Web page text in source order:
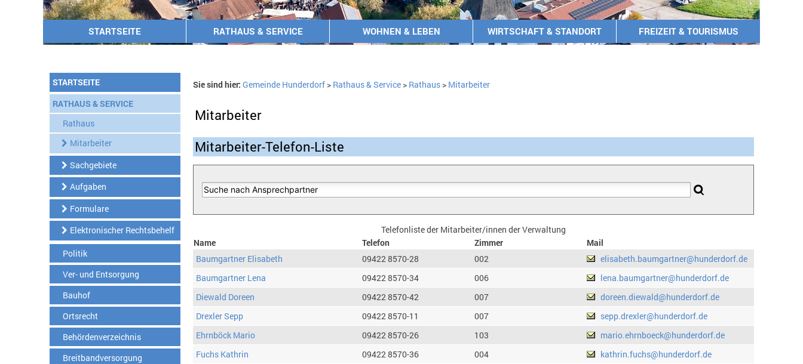
STARTSEITE RATHAUS & SERVICE WOHNEN & LEBEN WIRTSCHAFT & STANDORT FREIZEIT & TOURISMUS
STARTSEITE
RATHAUS & SERVICE
Rathaus
Mitarbeiter
Sachgebiete
Aufgaben
Formulare
Elektronischer Rechtsbehelf
Politik
Ver- und Entsorgung
Bauhof
Ortsrecht
Behördenverzeichnis
Breitbandversorgung
Sie sind hier: Gemeinde Hunderdorf> Rathaus & Service> Rathaus> Mitarbeiter
Mitarbeiter
Mitarbeiter-Telefon-Liste
Telefonliste der Mitarbeiter/innen der Verwaltung
Name
Telefon Zimmer
Mail
Baumgartner Elisabeth
09422 8570-28 002
elisabeth.baumgartner@hunderdorf.de
Baumgartner Lena
09422 8570-34 006
lena.baumgartner@hunderdorf.de
Diewald Doreen
09422 8570-42 007
doreen.diewald@hunderdorf.de
Drexler Sepp
09422 8570-11 007
sepp.drexler@hunderdorf.de
Ehrnböck Mario
09422 8570-26 103
mario.ehrnboeck@hunderdorf.de
Fuchs Kathrin
09422 8570-36 004
kathrin.fuchs@hunderdorf.de